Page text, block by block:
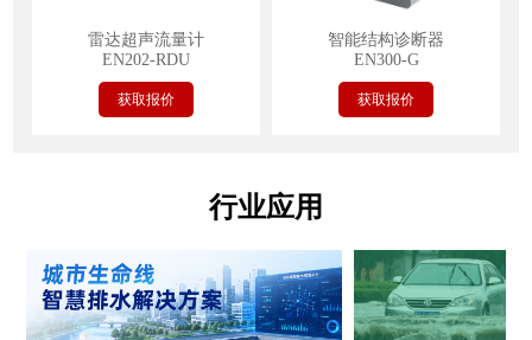
雷达超声流量计
EN202-RDU
获取报价
智能结构诊断器
EN300-G
获取报价
行业应用